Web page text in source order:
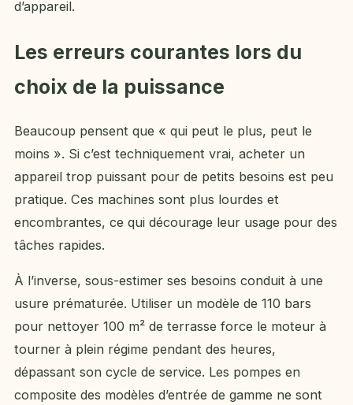
d’appareil.
Les erreurs courantes lors du
choix de la puissance
Beaucoup pensent que « qui peut le plus, peut le
moins ». Si c’est techniquement vrai, acheter un
appareil trop puissant pour de petits besoins est peu
pratique. Ces machines sont plus lourdes et
encombrantes, ce qui décourage leur usage pour des
tâches rapides.
À l’inverse, sous-estimer ses besoins conduit à une
usure prématurée. Utiliser un modèle de 110 bars
pour nettoyer 100 m² de terrasse force le moteur à
tourner à plein régime pendant des heures,
dépassant son cycle de service. Les pompes en
composite des modèles d’entrée de gamme ne sont